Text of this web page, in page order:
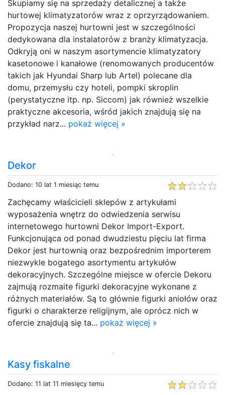
Skupiamy się na sprzedaży detalicznej a także
hurtowej klimatyzatorów wraz z oprzyrządowaniem.
Propozycja naszej hurtowni jest w szczególności
dedykowana dla instalatorów z branży klimatyzacja.
Odkryją oni w naszym asortymencie klimatyzatory
kasetonowe i kanałowe (renomowanych producentów
takich jak Hyundai Sharp lub Artel) polecane dla
domu, przemysłu czy hoteli, pompki skroplin
(perystatyczne itp. np. Siccom) jak również wszelkie
praktyczne akcesoria, wśród jakich znajdują się na
przykład narz... pokaż więcej »
Dekor
Dodano: 10 lat 1 miesiąc temu
Zachęcamy właścicieli sklepów z artykułami
wyposażenia wnętrz do odwiedzenia serwisu
internetowego hurtowni Dekor Import-Export.
Funkcjonująca od ponad dwudziestu pięciu lat firma
Dekor jest hurtownią oraz bezpośrednim importerem
niezwykle bogatego asortymentu artykułów
dekoracyjnych. Szczególne miejsce w ofercie Dekoru
zajmują rozmaite figurki dekoracyjne wykonane z
różnych materiałów. Są to głównie figurki aniołów oraz
figurki o charakterze religijnym, ale oprócz nich w
ofercie znajdują się ta... pokaż więcej »
Kasy fiskalne
Dodano: 11 lat 11 miesięcy temu